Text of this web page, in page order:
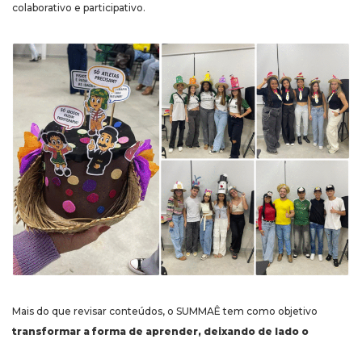
colaborativo e participativo.
Mais do que revisar conteúdos, o SUMMAÊ tem como objetivo
transformar a forma de aprender, deixando de lado o